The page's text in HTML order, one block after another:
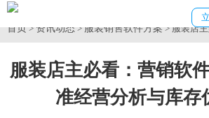
首页>资讯动态>服装销售软件方案> 服装店
服装店主必看：营销软
准经营分析与库存